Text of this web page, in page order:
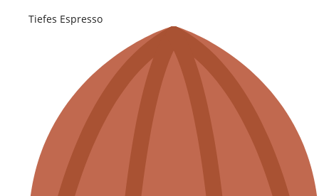
Tiefes Espresso